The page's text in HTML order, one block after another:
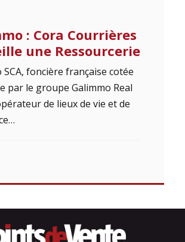
: Cora Courrières
une Ressourcerie
SCA, foncière française cotée
par le groupe Galimmo Real
de lieux de vie et de